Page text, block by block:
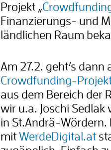
Projekt „
Finanzierungs- und
ländlichen Raum
Am 27.2. geht’s dann
Crowdfunding-
aus dem Bereich der
wir u.a. Joschi Sedlak
in St.Andrä-Wördern.
mit WerdeDigital.at